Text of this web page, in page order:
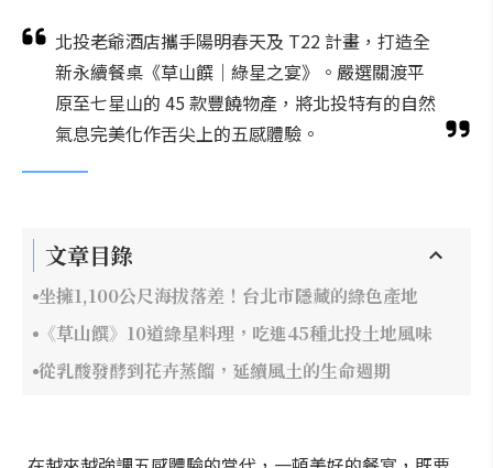
北投老爺酒店攜手陽明春天及 T22 計畫，打造全
新永續餐桌《草山饌｜綠星之宴》。嚴選關渡平
原至七星山的 45 款豐饒物產，將北投特有的自然
氣息完美化作舌尖上的五感體驗。
文章目錄
坐擁1,100公尺海拔落差！台北市隱藏的綠色產地
《草山饌》10道綠星料理，吃進45種北投土地風味
從乳酸發酵到花卉蒸餾，延續風土的生命週期